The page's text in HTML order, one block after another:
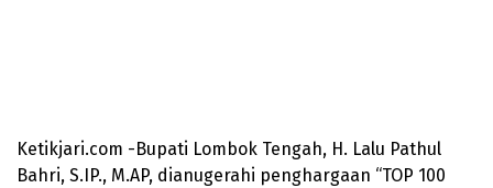
Ketikjari.com -Bupati Lombok Tengah, H. Lalu Pathul
Bahri, S.IP., M.AP, dianugerahi penghargaan “TOP 100